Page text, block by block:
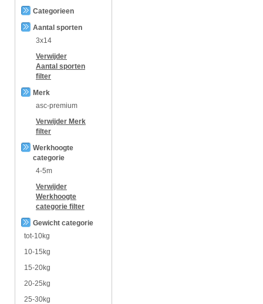
Categorieen
Aantal sporten
3x14
Verwijder
Aantal sporten
filter
Merk
asc-premium
Verwijder Merk
filter
Werkhoogte
categorie
4-5m
Verwijder
Werkhoogte
categorie filter
Gewicht categorie
tot-10kg
10-15kg
15-20kg
20-25kg
25-30kg